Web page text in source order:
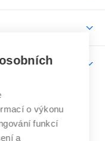
učení
technické
o výkonu
funkcí
a